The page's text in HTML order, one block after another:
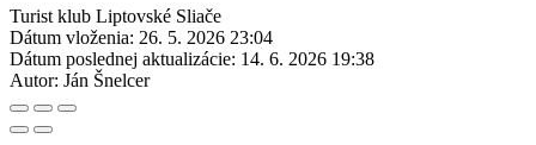
Turist klub Liptovské Sliače
Dátum vloženia: 26. 5. 2026 23:04
Dátum poslednej aktualizácie: 14. 6. 2026 19:38
Autor: Ján Šnelcer